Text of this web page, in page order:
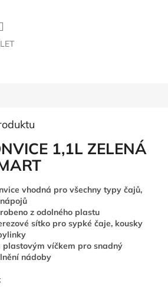
1,1L ZELENÁ
vhodná pro všechny typy čajů,
z odolného plastu
sítko pro sypké čaje, kousky
plastovým víčkem pro snadný
nádoby